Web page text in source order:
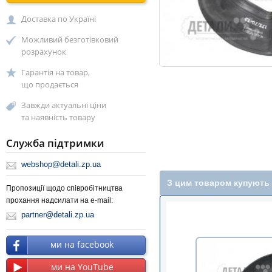
З цим товаром купують
Доставка по Україні
Можливий безготівковий
розрахунок
Гарантія на товар,
що продається
Завжди актуальні ціни
та наявність товару
Служба підтримки
webshop@detali.zp.ua
Пропозиції щодо співробітництва
прохання надсилати на e-mail:
partner@detali.zp.ua
ми на facebook
ми на YouTube